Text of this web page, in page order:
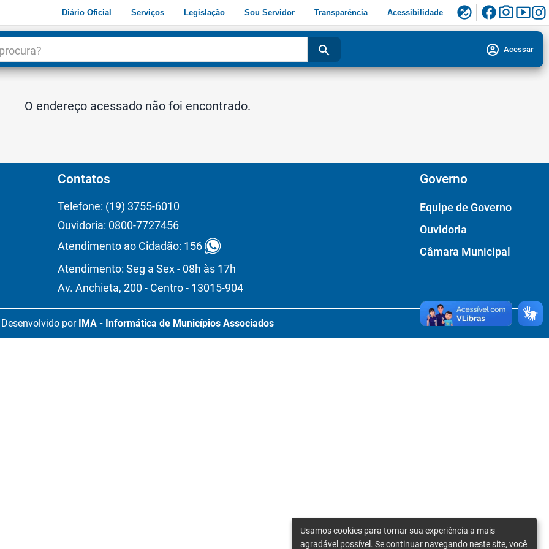
Diário Oficial Serviços Legislação Sou Servidor Transparência Acessibilidade flaky facebookphoto_camerasmart_display
search account_circle Acessar
O endereço acessado não foi encontrado.
Contatos
Telefone: (19) 3755-6010
Ouvidoria: 0800-7727456
Atendimento ao Cidadão: 156
Atendimento: Seg a Sex - 08h às 17h
Av. Anchieta, 200 - Centro - 13015-904
Governo
Equipe de Governo
Ouvidoria
Câmara Municipal
Desenvolvido por IMA - Informática de Municípios Associados
Usamos cookies para tornar sua experiência a mais
agradável possível. Se continuar navegando neste site, você